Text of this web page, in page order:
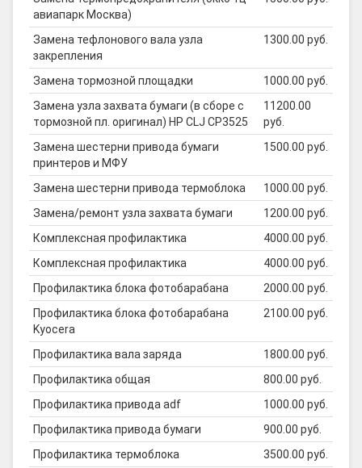
авиапарк Москва)
Замена тефлонового вала узла
закрепления
1300.00 руб.
Замена тормозной площадки
1000.00 руб.
Замена узла захвата бумаги (в сборе с
тормозной пл. оригинал) HP CLJ CP3525
11200.00
руб.
Замена шестерни привода бумаги
принтеров и МФУ
1500.00 руб.
Замена шестерни привода термоблока
1000.00 руб.
Замена/ремонт узла захвата бумаги
1200.00 руб.
Комплексная профилактика
4000.00 руб.
Комплексная профилактика
4000.00 руб.
Профилактика блока фотобарабана
2000.00 руб.
Профилактика блока фотобарабана
Kyocera
2100.00 руб.
Профилактика вала заряда
1800.00 руб.
Профилактика общая
800.00 руб.
Профилактика привода adf
1000.00 руб.
Профилактика привода бумаги
900.00 руб.
Профилактика термоблока
3500.00 руб.